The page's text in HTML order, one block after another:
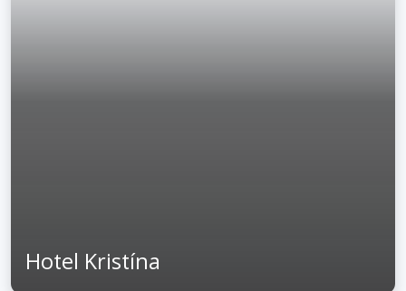
Hotel Kristína